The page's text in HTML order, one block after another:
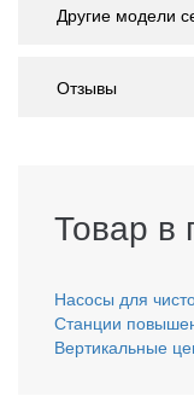
Другие модели
Отзывы
Товар в
Насосы для
Станции
Вертикальные